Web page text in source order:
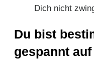
Dich nicht
Du bist
gespannt